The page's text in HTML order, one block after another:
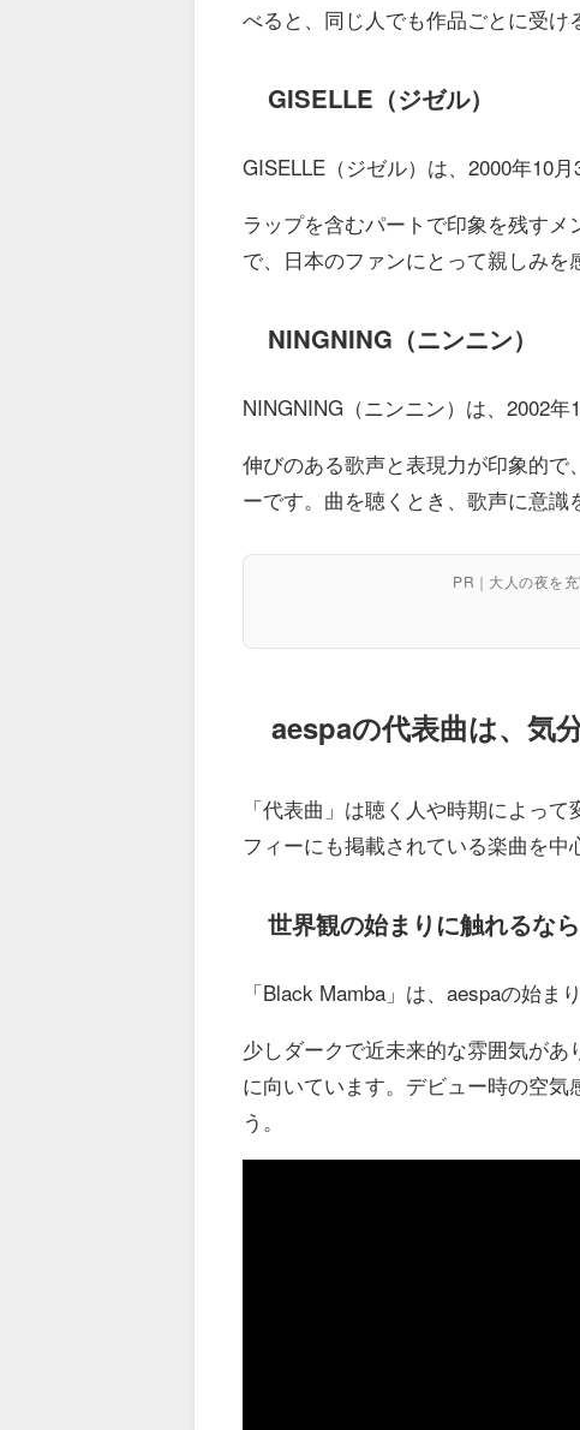
べると、同じ人でも作品ごとに受け
GISELLE（ジゼル）
GISELLE（ジゼル）は、2000年10月
ラップを含むパートで印象を残す
で、日本のファンにとって親しみを
NINGNING（ニンニン）
NINGNING（ニンニン）は、2002年
伸びのある歌声と表現力が印象的
ーです。曲を聴くとき、歌声に意識
PR｜大人の夜を
aespaの代表曲は、気
「代表曲」は聴く人や時期によっ
フィーにも掲載されている楽曲を中
世界観の始まりに触れるな
「Black Mamba」は、aespaの始ま
少しダークで近未来的な雰囲気が
に向いています。デビュー時の空
う。